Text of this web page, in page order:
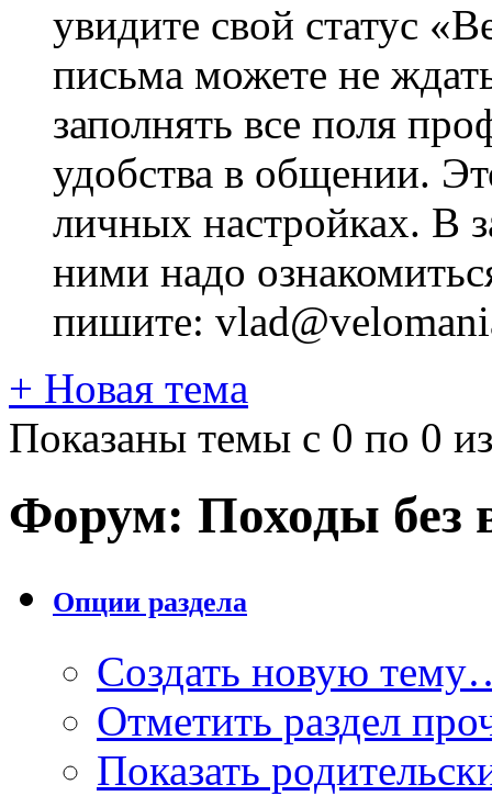
увидите свой статус
письма можете не
заполнять все поля
удобства в общении.
личных настройках. В
ними надо
пишите:
+ Новая тема
Показаны темы с 0 по 0
Форум: Походы без
Опции раздела
Создать новую
Отметить раздел
Показать